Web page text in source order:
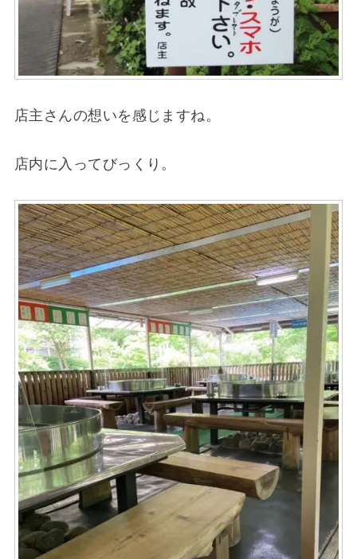
店主さんの想いを感じますね。
店内に入ってびっくり。